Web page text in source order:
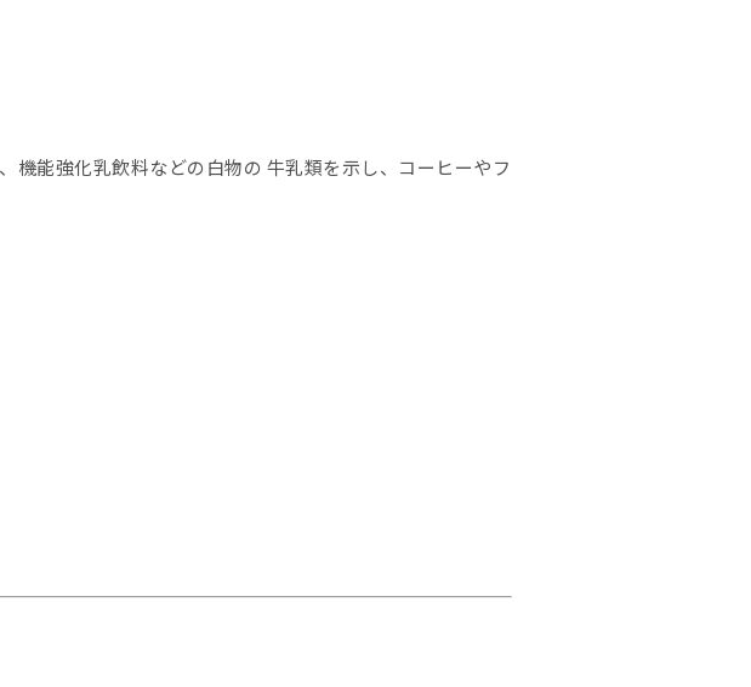
能強化乳飲料などの白物の 牛乳類を示し、コーヒーやフ